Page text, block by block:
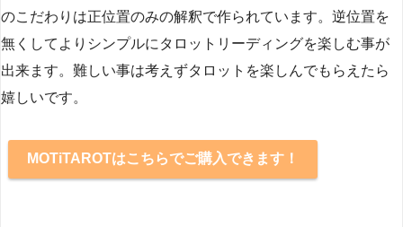
のこだわりは正位置のみの解釈で作られています。逆位置を
無くしてよりシンプルにタロットリーディングを楽しむ事が
出来ます。難しい事は考えずタロットを楽しんでもらえたら
嬉しいです。
MOTiTAROTはこちらでご購入できます！